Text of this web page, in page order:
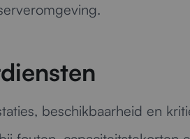
beschikbaarheid en